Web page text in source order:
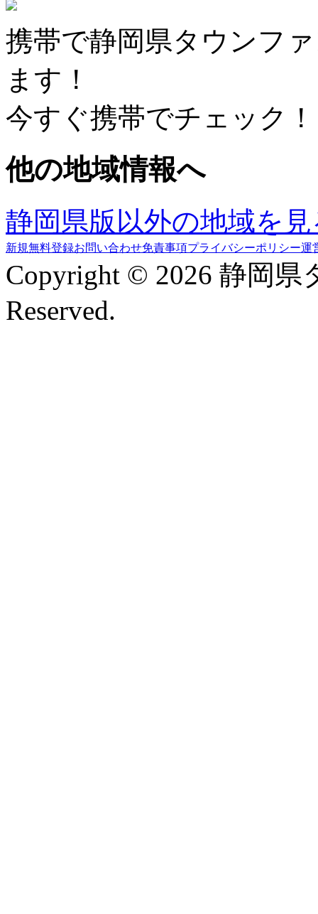
携帯で静岡県タウンフ
ます！
今すぐ携帯でチェック！
他の地域情報へ
静岡県版以外の地域を
新規無料登録お問い合わせ免責事項プライバシーポリシー運
Copyright © 2026 静岡
Reserved.